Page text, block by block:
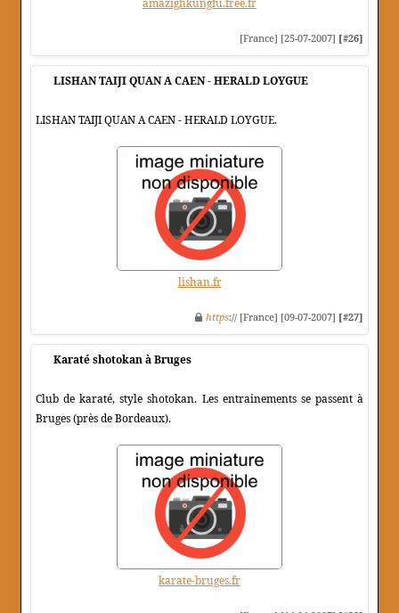
amazighkungfu.free.fr
[France] [25-07-2007] [#26]
LISHAN TAIJI QUAN A CAEN - HERALD LOYGUE
LISHAN TAIJI QUAN A CAEN - HERALD LOYGUE.
lishan.fr
https:// [France] [09-07-2007] [#27]
Karaté shotokan à Bruges
Club de karaté, style shotokan. Les entrainements se passent à
Bruges (près de Bordeaux).
karate-bruges.fr